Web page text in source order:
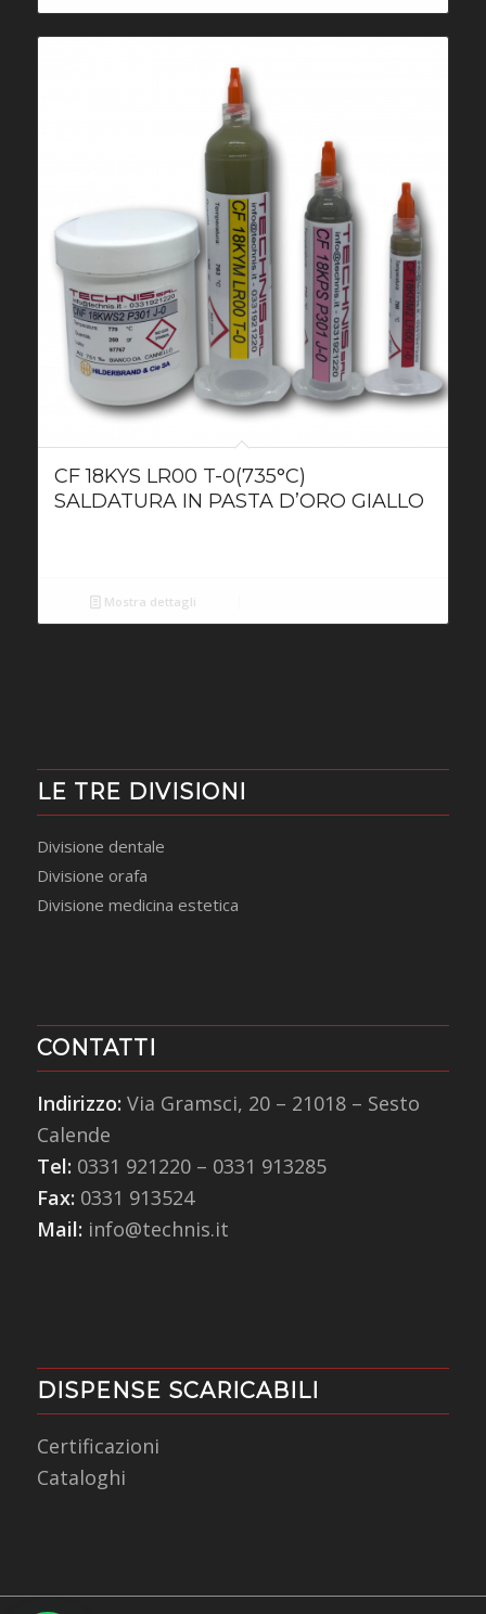
CF 18KYS LR00 T-0(735°C)
SALDATURA IN PASTA D’ORO GIALLO
Mostra dettagli
LE TRE DIVISIONI
Divisione dentale
Divisione orafa
Divisione medicina estetica
CONTATTI
Indirizzo: Via Gramsci, 20 – 21018 – Sesto
Calende
Tel: 0331 921220– 0331 913285
Fax: 0331 913524
Mail: info@technis.it
DISPENSE SCARICABILI
Certificazioni
Cataloghi